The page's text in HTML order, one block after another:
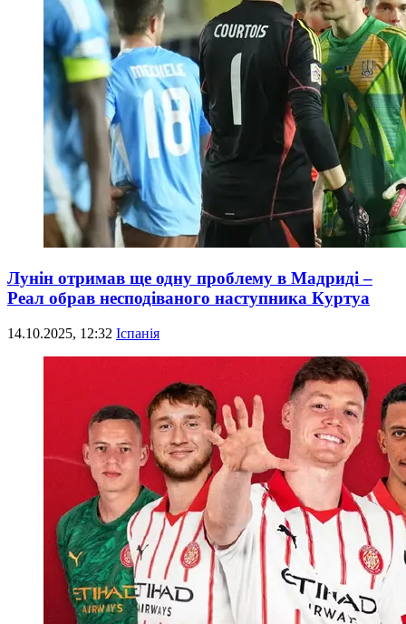
Лунін отримав ще одну проблему в Мадриді –
Реал обрав несподіваного наступника Куртуа
14.10.2025, 12:32 Іспанія